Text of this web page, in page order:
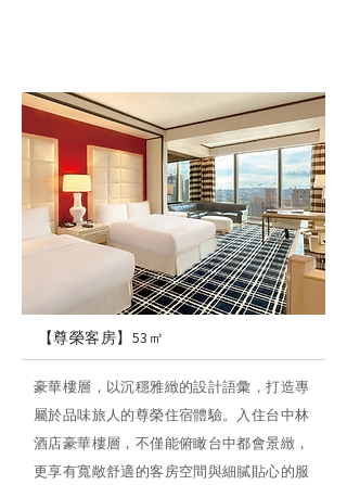
【尊榮客房】 53㎡
豪華樓層，以沉穩雅緻的設計語彙，打造專
屬於品味旅人的尊榮住宿體驗。入住台中林
酒店豪華樓層，不僅能俯瞰台中都會景緻，
更享有寬敞舒適的客房空間與細膩貼心的服